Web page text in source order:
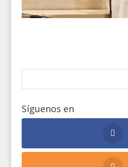
Síguenos en